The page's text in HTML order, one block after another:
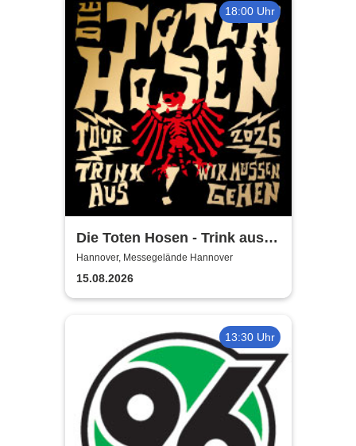
18:00 Uhr
Die Toten Hosen - Trink aus!
Wir müssen gehen - Tour
2026
Hannover, Messegelände Hannover
15.08.2026
13:30 Uhr